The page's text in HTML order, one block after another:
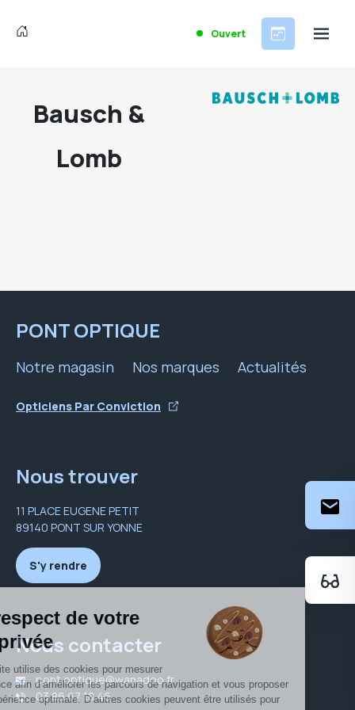
Ouvert
Bausch &
Lomb
PONT OPTIQUE
Notre magasin Nos marques Actualités
Opticiens Par Conviction
Nous trouver
11 PLACE EUGENE PETIT
89140 PONT SUR YONNE
S'y rendre
Nous contacter
pont.optique@wanadoo.fr
03 86 67 18 46